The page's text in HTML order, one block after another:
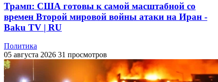
Трамп: США готовы к самой масштабной со
времен Второй мировой войны атаки на Иран -
Baku TV | RU
Политика
05 августа 2026 31 просмотров